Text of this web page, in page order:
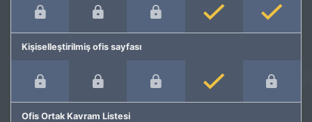
Kişiselleştirilmiş ofis sayfası
Ofis Ortak Kavram Listesi